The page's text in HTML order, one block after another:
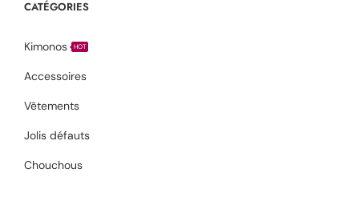
CATÉGORIES
Kimonos HOT
Accessoires
Vêtements
Jolis défauts
Chouchous